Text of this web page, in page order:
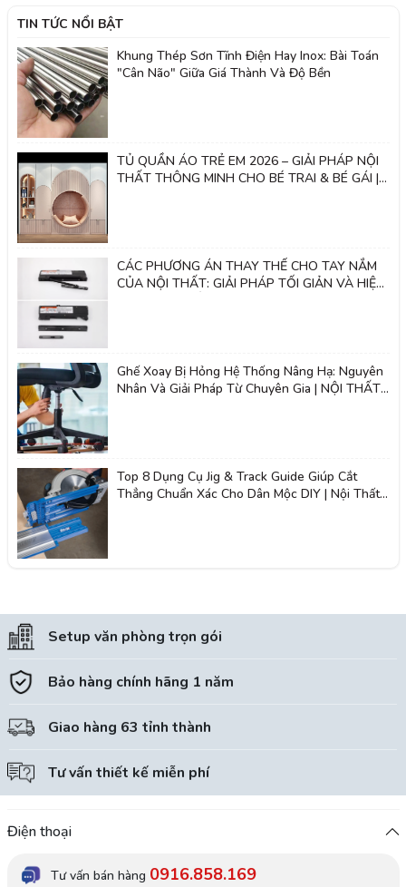
TIN TỨC NỔI BẬT
Khung Thép Sơn Tĩnh Điện Hay Inox: Bài Toán
"Cân Não" Giữa Giá Thành Và Độ Bền
TỦ QUẦN ÁO TRẺ EM 2026 – GIẢI PHÁP NỘI
THẤT THÔNG MINH CHO BÉ TRAI & BÉ GÁI |
CÁC PHƯƠNG ÁN THAY THẾ CHO TAY NẮM
CỦA NỘI THẤT: GIẢI PHÁP TỐI GIẢN VÀ HIỆN
Ghế Xoay Bị Hỏng Hệ Thống Nâng Hạ: Nguyên
Nhân Và Giải Pháp Từ Chuyên Gia | NỘI THẤT
Top 8 Dụng Cụ Jig & Track Guide Giúp Cắt
Thẳng Chuẩn Xác Cho Dân Mộc DIY | Nội Thất
Setup văn phòng trọn gói
Bảo hàng chính hãng 1 năm
Giao hàng 63 tỉnh thành
Tư vấn thiết kế miễn phí
Điện thoại
Tư vấn bán hàng 0916.858.169